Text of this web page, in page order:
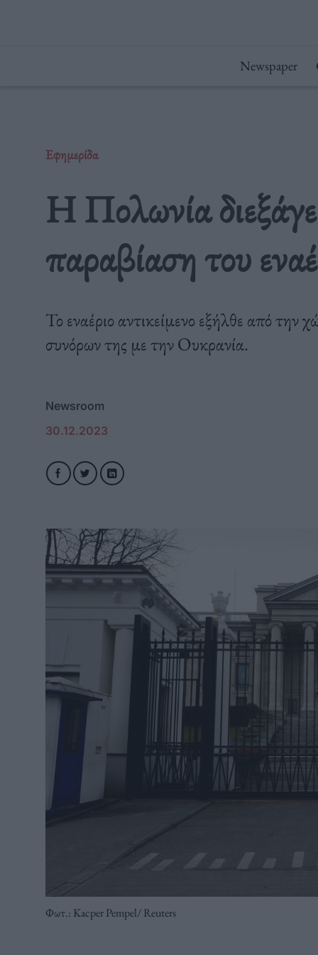
Newspaper
Εφημερίδα
Η Πολωνία
παραβίαση του
Το εναέριο αντικείμενο εξήλθε από
συνόρων της με την Ουκρανία.
Newsroom
30.12.2023
Φωτ.: Kacper Pempel/ Reuters